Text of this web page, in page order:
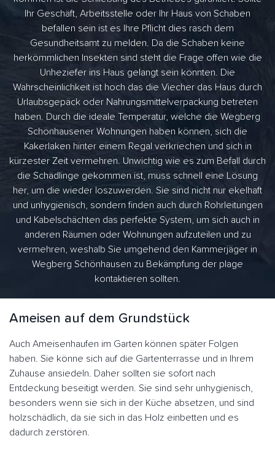
Ihr Geschäft, Arbeitsstelle oder Ihr Haus von Schaben
befallen sein ist es Ihre Pflicht dies rasch dem
Gesundheitsamt zu melden. Da die Schaben keine
herkömmlichen Insekten sind steht die Frage offen wie die
Unheziefer ins Haus gelangt sein könnten. Die
Wahrscheinlichkeit ist hoch das die Viecher das Haus durch
Urlaubsgepäck oder Nahrungsmittelverpackung betreten
haben. Durch die ideale Temperatur, welche die Wegberg
Schönhausener Wohnungen haben können, sich die
Kakerlaken hinter einem Regal verkriechen und sich in
kürzester Zeit vermehren. Unwichtig wie es zum Befall durch
die Schädlinge gekommen ist, muss schnell eine Lösung
her, um die wieder loszuwerden. Sie sind nicht nur ekelhaft
und unhygienisch, sondern finden auch durch Rohrleitungen
und Kabelschächten das perfekte System, um sich auch in
anderen Räumen oder Wohnungen aufzuteilen und zu
vermehren, weshalb Sie umgehend den Kammerjäger in
Wegberg Schönhausen zu Bekämpfung der plage
kontaktieren sollten.
Ameisen auf dem Grundstück
Auch Ameisenhaufen im Garten können später Folgen
haben. Sie könne sich auf die Gartenterrasse und in Ihrem
Zuhause ansiedeln. Daher sollten sie sofort nach
Entdeckung beseitigt werden. Sie sind sehr unhygienisch,
besonders wenn sie sich in der Küche absetzen, und sind
holzschädlich, da sie sich in das Holz einbetten und es
dadurch zerstören.